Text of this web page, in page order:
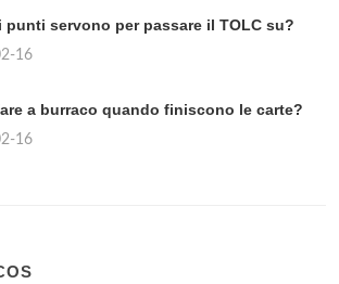
punti servono per passare il TOLC su?
16
a burraco quando finiscono le carte?
16